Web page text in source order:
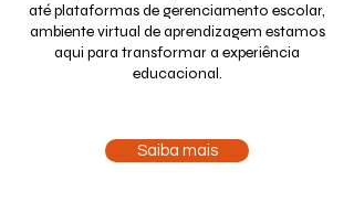
até plataformas de gerenciamento escolar,
ambiente virtual de aprendizagem estamos
aqui para transformar a experiência
educacional.
Saiba mais